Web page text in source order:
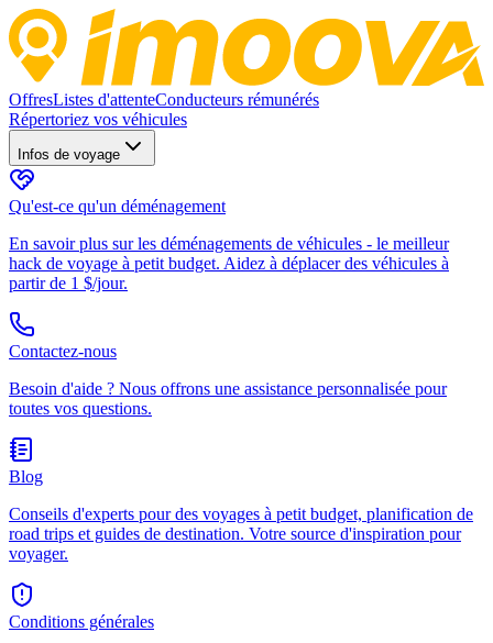
OffresListes d'attenteConducteurs rémunérés
Répertoriez vos véhicules
Infos de voyage
Qu'est-ce qu'un déménagement
En savoir plus sur les déménagements de véhicules - le meilleur
hack de voyage à petit budget. Aidez à déplacer des véhicules à
partir de 1 $/jour.
Contactez-nous
Besoin d'aide ? Nous offrons une assistance personnalisée pour
toutes vos questions.
Blog
Conseils d'experts pour des voyages à petit budget, planification de
road trips et guides de destination. Votre source d'inspiration pour
voyager.
Conditions générales